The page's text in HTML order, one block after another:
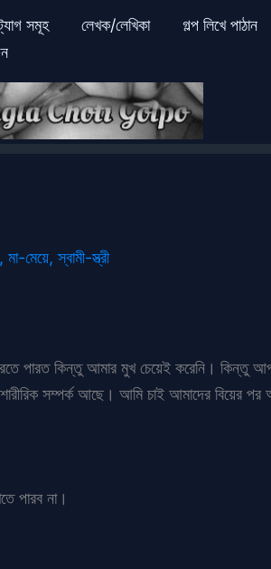
সমূহ লেখক/লেখিকা গল্প লিখে পাঠান
, মা-মেয়ে,স্বামী-স্ত্রী
পারত কিন্তু আমার মুখ চেয়েই করেনি। কিন্তু
সম্পর্ক আছে। আমি চাই আমাদের বিয়ের পর
পারব না।